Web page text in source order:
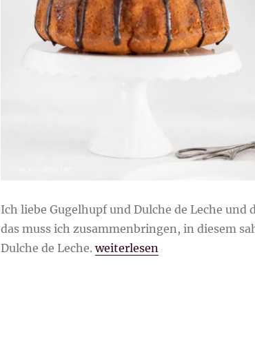
Ich liebe Gugelhupf und Dulche de Leche
das muss ich zusammenbringen, in diesem
Dulche de Leche.„Sahniger Gugelhupf mit
weiterlesen